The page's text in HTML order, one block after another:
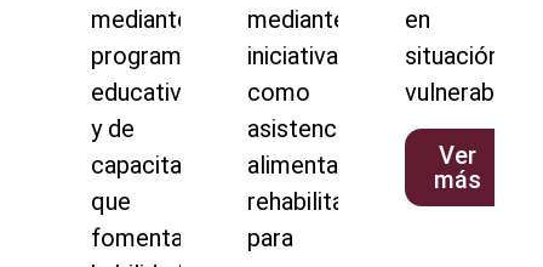
mediante
programas
educativos
y de
capacitación
que
fomentan
mediante
iniciativas
como
asistencia
alimentaria,
rehabilitación
para
en
situación
vulnerable.
Ver
más